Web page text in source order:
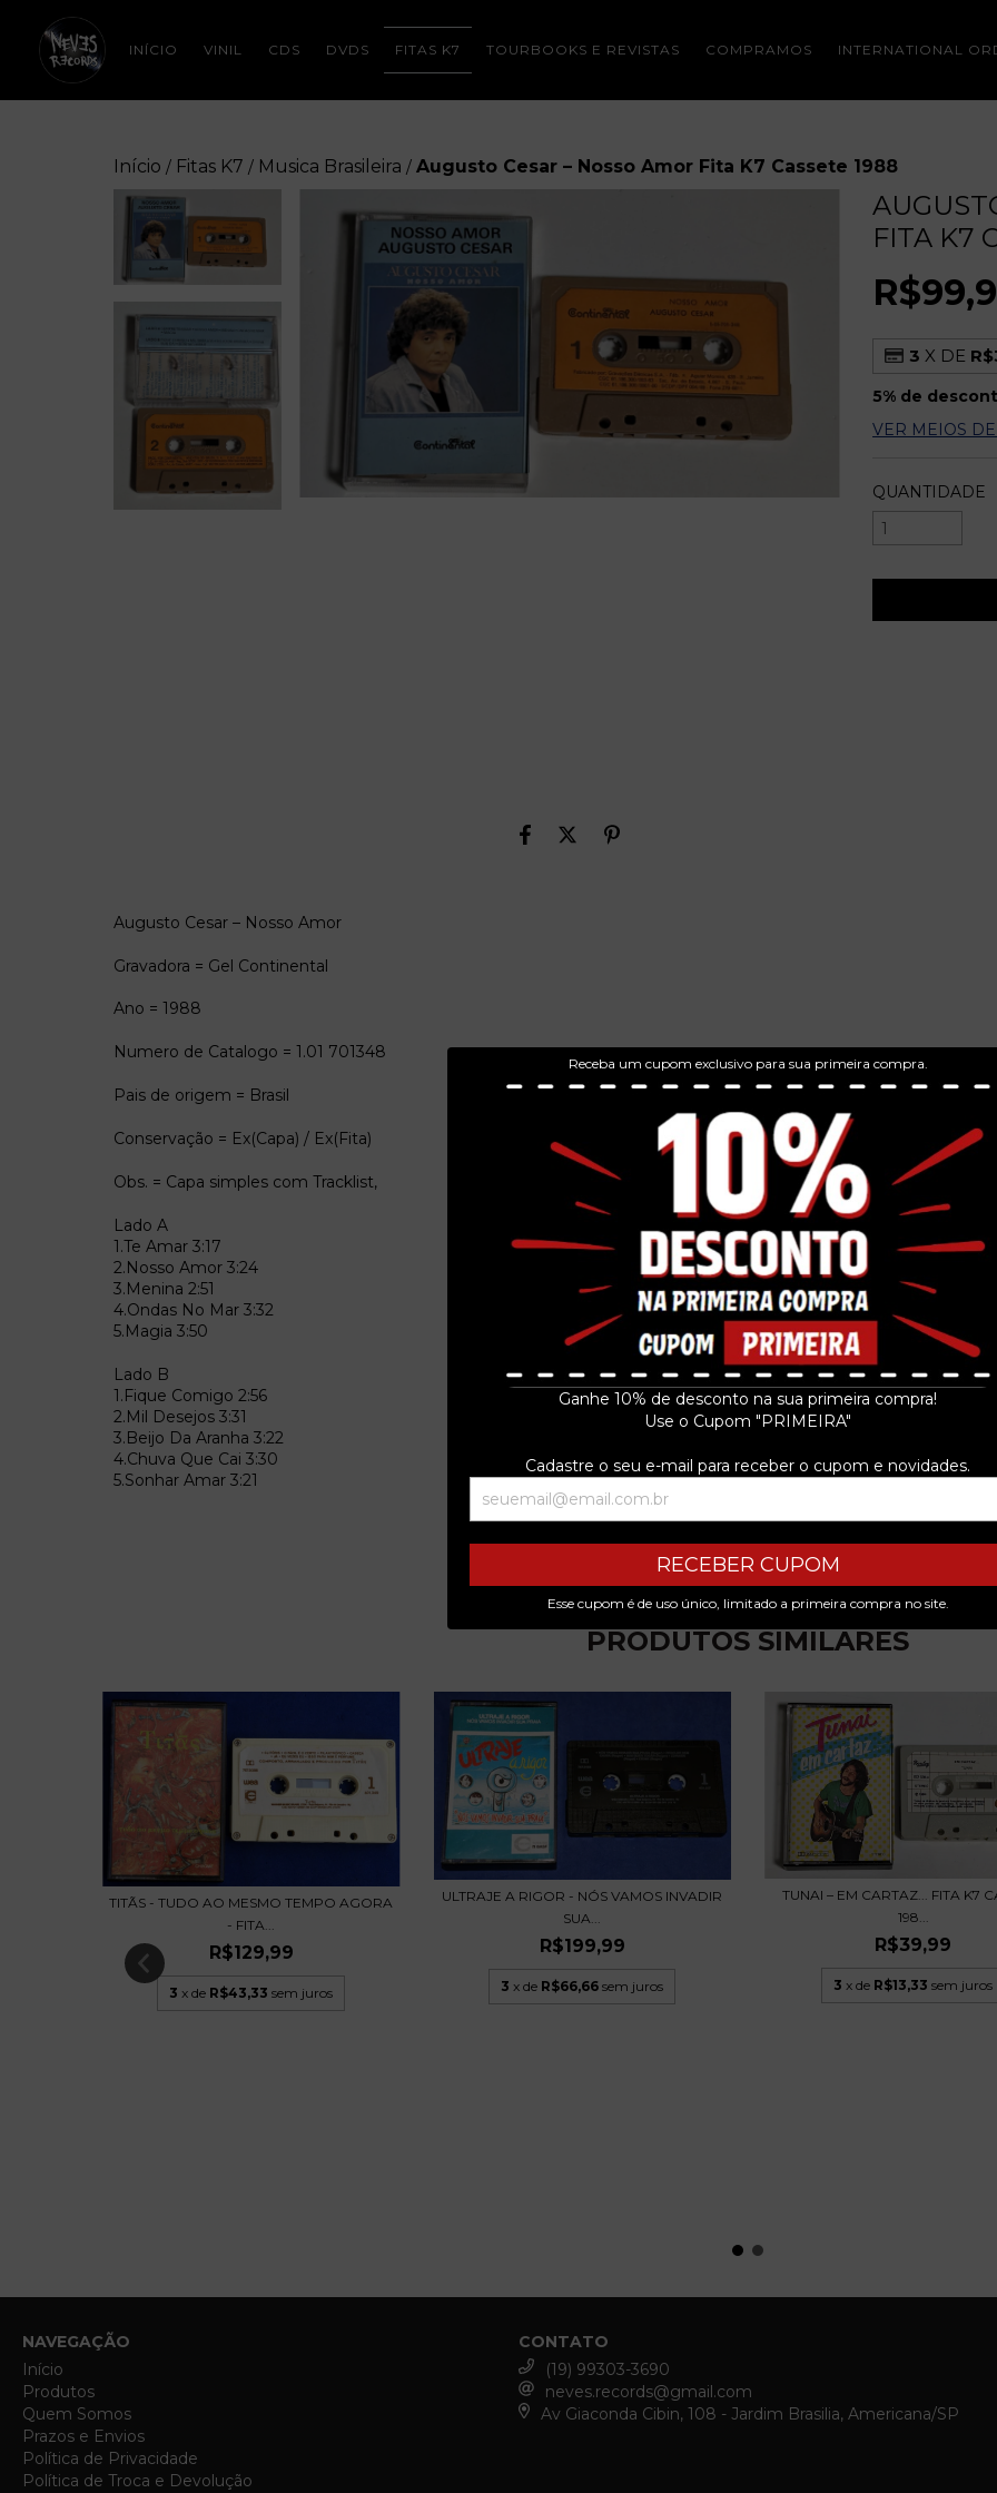
Receba um cupom exclusivo para sua primeira compra.
Ganhe 10% de desconto na sua primeira compra!
Use o Cupom "PRIMEIRA"
Cadastre o seu e-mail para receber o cupom e novidades.
RECEBER CUPOM
Esse cupom é de uso único, limitado a primeira compra no site.
INÍCIO VINIL CDS DVDS FITAS K7 TOURBOOKS E REVISTAS COMPRAMOS INTERNATIONAL
Início / Fitas K7 / Musica Brasileira / Augusto Cesar – Nosso Amor Fita K7 Cassete 1988
Augusto Cesar – Nosso Amor
Gravadora = Gel Continental
Ano = 1988
Numero de Catalogo = 1.01 701348
Pais de origem = Brasil
Conservação = Ex(Capa) / Ex(Fita)
Obs. = Capa simples com Tracklist,
Lado A
1.Te Amar 3:17
2.Nosso Amor 3:24
3.Menina 2:51
4.Ondas No Mar 3:32
5.Magia 3:50
Lado B
1.Fique Comigo 2:56
2.Mil Desejos 3:31
3.Beijo Da Aranha 3:22
4.Chuva Que Cai 3:30
5.Sonhar Amar 3:21
FITA K7
3 X DE
5% de
VER MEIOS
QUANTIDADE
PRODUTOS SIMILARES
TITÃS - TUDO AO MESMO TEMPO AGORA
- FITA...
R$129,99
3 x de R$43,33 sem juros
ULTRAJE A RIGOR - NÓS VAMOS INVADIR
SUA...
R$199,99
3 x de R$66,66 sem juros
TUNAI – EM CARTAZ... FITA K7
198...
R$39,99
3 x de R$13,33 sem juros
NAVEGAÇÃO
Início
Produtos
Quem Somos
Prazos e Envios
Política de Privacidade
Política de Troca e Devolução
CONTATO
(19) 99303-3690
neves.records@gmail.com
Av Giaconda Cibin, 108 - Jardim Brasilia, Americana/SP